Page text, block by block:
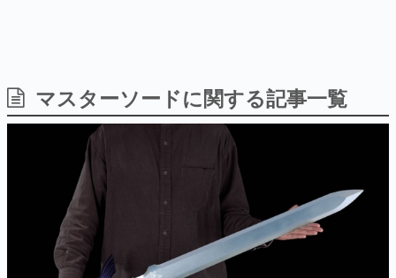
日本のコンテンツ産業やカルチャーに与えた影響を探る企
画です。
日本モバイルゲーム産業史
日本のモバイルゲーム史における主要なトピック・タイト
ルを網羅するほか、開発者へのインタビューや識者による
解説を掲載。約20年の歴史が一望できる決定版！
若ゲのいたり〜ゲームクリエイターの青春〜
『うつヌケ』『ペンと箸』等で知られるマンガ家・田中圭
一先生によるゲーム業界レポートマンガです。
マスターソードに関する記事一覧